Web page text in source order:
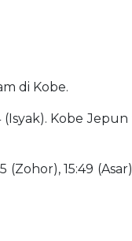
di Kobe.
Kobe
15:49